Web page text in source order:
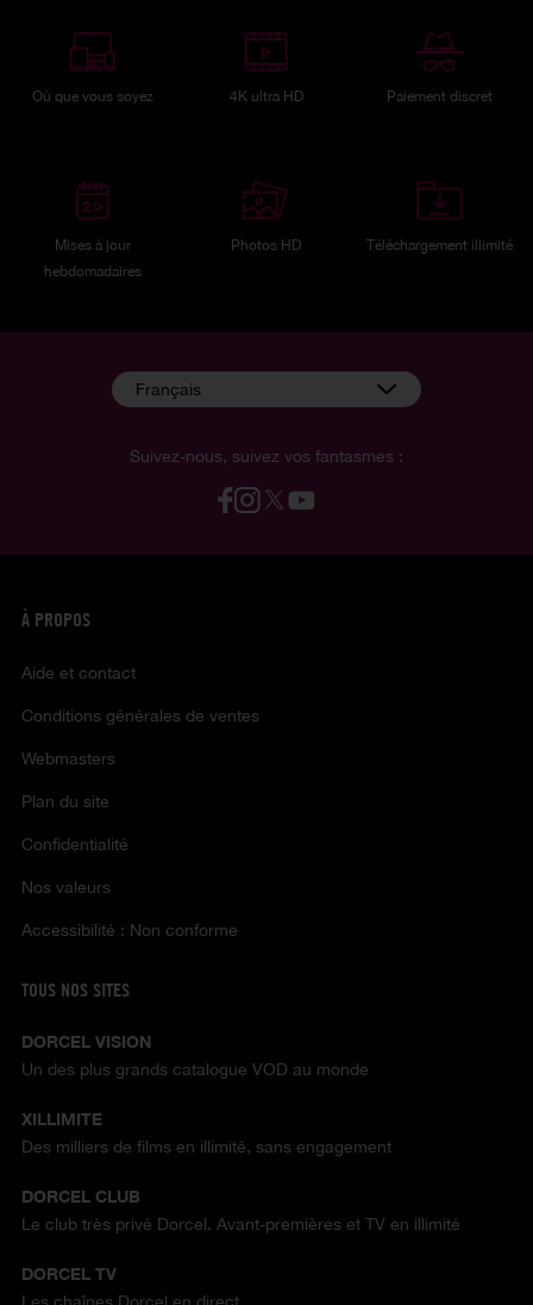
Où que vous soyez 4K ultra HD Paiement discret
Mises à jour
hebdomadaires
Photos HD Téléchargement illimité
Suivez-nous, suivez vos fantasmes :
Français
À PROPOS
Aide et contact
Conditions générales de ventes
Webmasters
Plan du site
Confidentialité
Nos valeurs
Accessibilité : Non conforme
TOUS NOS SITES
DORCEL VISION
Un des plus grands catalogue VOD au monde
XILLIMITE
Des milliers de films en illimité, sans engagement
DORCEL CLUB
Le club très privé Dorcel. Avant-premières et TV en illimité
DORCEL TV
Les chaînes Dorcel en direct